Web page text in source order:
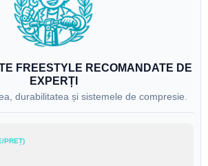
FREESTYLE RECOMANDATE DE
EXPERȚI
durabilitatea și sistemele de compresie.
PREȚ)